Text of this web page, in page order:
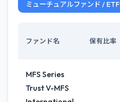
ミューチュアルファンド / ETF
ファンド名 保有比率
MFS Series
Trust V-MFS